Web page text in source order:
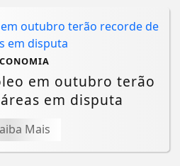
em outubro terão
em disputa
Mais